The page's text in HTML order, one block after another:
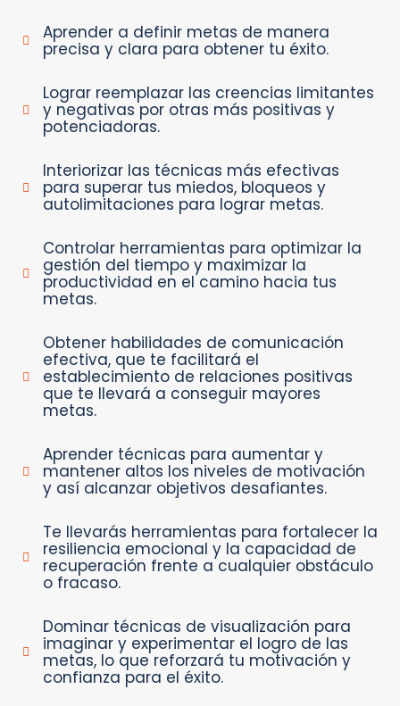
Aprender a definir metas de manera
precisa y clara para obtener tu éxito.
Lograr reemplazar las creencias limitantes
y negativas por otras más positivas y
potenciadoras.
Interiorizar las técnicas más efectivas
para superar tus miedos, bloqueos y
autolimitaciones para lograr metas.
Controlar herramientas para optimizar la
gestión del tiempo y maximizar la
productividad en el camino hacia tus
metas.
Obtener habilidades de comunicación
efectiva, que te facilitará el
establecimiento de relaciones positivas
que te llevará a conseguir mayores
metas.
Aprender técnicas para aumentar y
mantener altos los niveles de motivación
y así alcanzar objetivos desafiantes.
Te llevarás herramientas para fortalecer la
resiliencia emocional y la capacidad de
recuperación frente a cualquier obstáculo
o fracaso.
Dominar técnicas de visualización para
imaginar y experimentar el logro de las
metas, lo que reforzará tu motivación y
confianza para el éxito.